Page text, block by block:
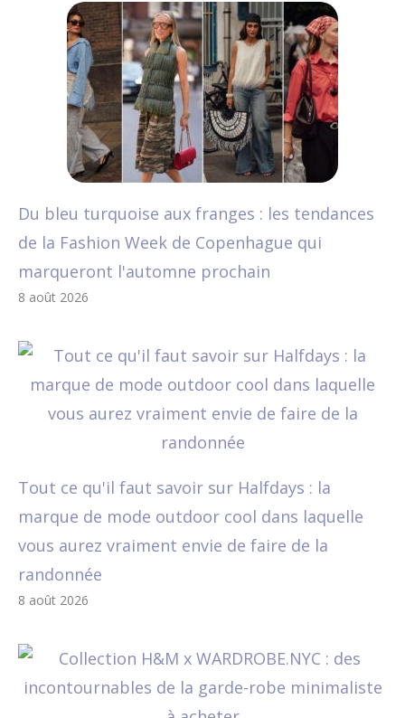
Du bleu turquoise aux franges : les tendances
de la Fashion Week de Copenhague qui
marqueront l'automne prochain
8 août 2026
Tout ce qu'il faut savoir sur Halfdays : la
marque de mode outdoor cool dans laquelle
vous aurez vraiment envie de faire de la
randonnée
8 août 2026